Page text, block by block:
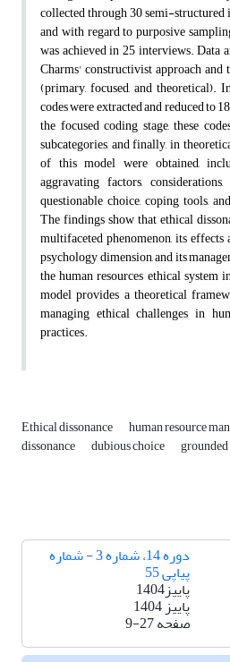
collected through 30 semi-
and with regard to purposive
was achieved in 25 interviews. Data
Charms' constructivist approach and
(primary, focused, and theoretical).
codes were extracted and reduced to
the focused coding stage, these
subcategories, and finally, in
of this model were obtained,
aggravating factors,
questionable choice, coping tools,
The findings show that ethical
multifaceted phenomenon, its
psychology dimension, and its
the human resources ethical system
model provides a theoretical
managing ethical challenges in
practices.
Ethical dissonance human resource
dissonance dubious choice
دوره 14، شماره 3 - شماره
پیاپی 55
پاییز1404
پاییز 1404
صفحه9-27